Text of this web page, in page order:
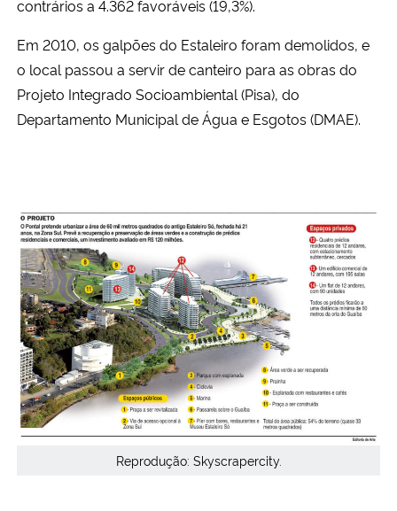
contrários a 4.362 favoráveis (19,3%).
Em 2010, os galpões do Estaleiro foram demolidos, e
o local passou a servir de canteiro para as obras do
Projeto Integrado Socioambiental (Pisa), do
Departamento Municipal de Água e Esgotos (DMAE).
Reprodução: Skyscrapercity.